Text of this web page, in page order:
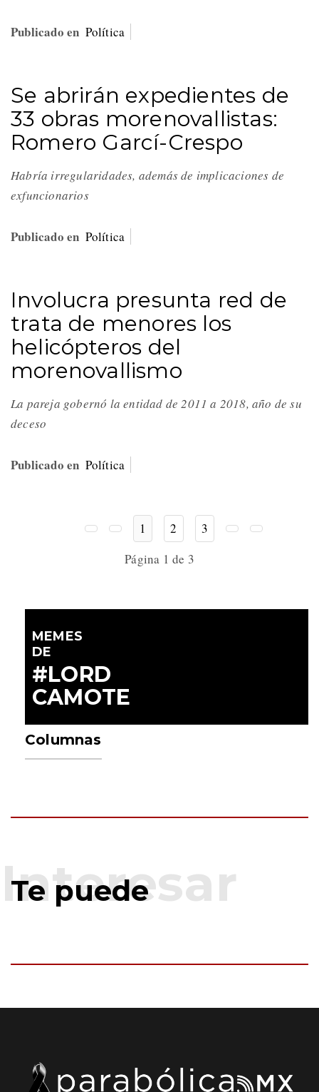
Publicado en Política
Se abrirán expedientes de
33 obras morenovallistas:
Romero Garcí-Crespo
Habría irregularidades, además de implicaciones de
exfuncionarios
Publicado en Política
Involucra presunta red de
trata de menores los
helicópteros del
morenovallismo
La pareja gobernó la entidad de 2011 a 2018, año de su
deceso
Publicado en Política
1 2
3
Página 1 de 3
MEMES
DE
#LORD
CAMOTE
Columnas
Te puede